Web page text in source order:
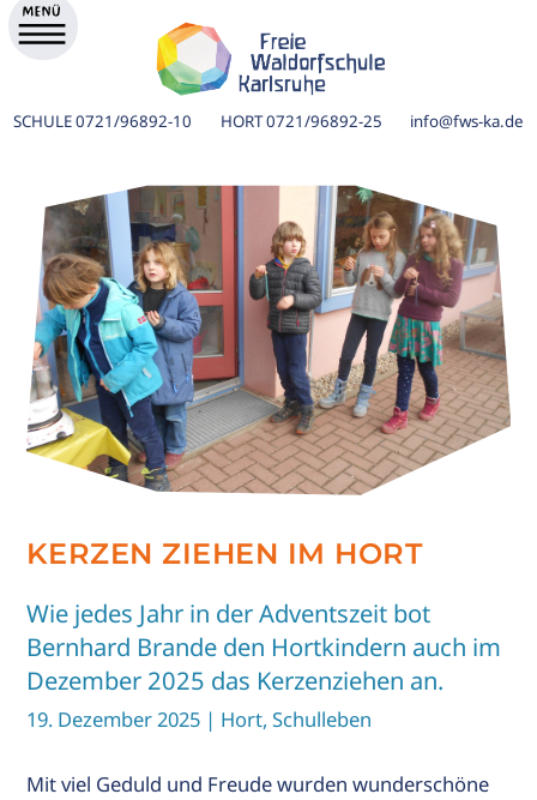
SCHULE0721/96892-10 HORT0721/96892-25 info@fws-ka.de
KERZEN ZIEHEN IM HORT
Wie jedes Jahr in der Adventszeit bot
Bernhard Brande den Hortkindern auch im
Dezember 2025 das Kerzenziehen an.
19. Dezember 2025 | Hort, Schulleben
Mit viel Geduld und Freude wurden wunderschöne